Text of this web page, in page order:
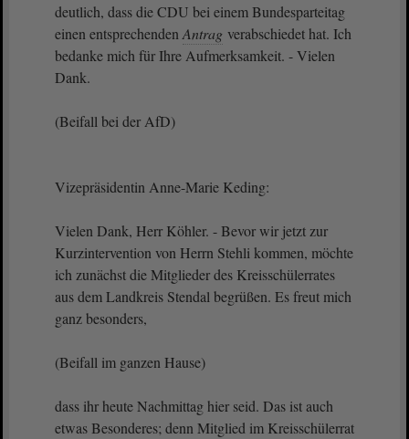
deutlich, dass die CDU bei einem Bundesparteitag
einen entsprechenden Antrag verabschiedet hat. Ich
bedanke mich für Ihre Aufmerksamkeit. - Vielen
Dank.
(Beifall bei der AfD)
Vizepräsidentin Anne-Marie Keding:
Vielen Dank, Herr Köhler. - Bevor wir jetzt zur
Kurzintervention von Herrn Stehli kommen, möchte
ich zunächst die Mitglieder des Kreisschülerrates
aus dem Landkreis Stendal begrüßen. Es freut mich
ganz besonders,
(Beifall im ganzen Hause)
dass ihr heute Nachmittag hier seid. Das ist auch
etwas Besonderes; denn Mitglied im Kreisschülerrat